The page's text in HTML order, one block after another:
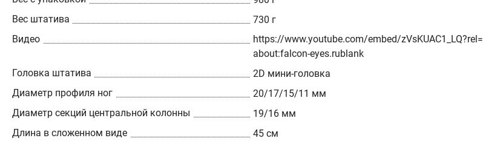
Вес штатива
730 г
Видео
https://www.youtube.com/embed/
about:falcon-eyes.rublank
Головка штатива
2D мини-головка
Диаметр профиля ног
20/17/15/11 мм
Диаметр секций центральной колонны
19/16 мм
Длина в сложенном виде
45 см